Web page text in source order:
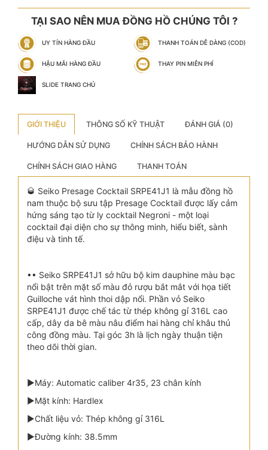
TẠI SAO NÊN MUA ĐỒNG HỒ CHÚNG TÔI ?
UY TÍN HÀNG ĐẦU THANH TOÁN DỄ DÀNG (COD)
HẬU MÃI HÀNG ĐẦU THAY PIN MIỄN PHÍ
SLIDE TRANG CHỦ
GIỚI THIỆU THÔNG SỐ KỸ THUẬT ĐÁNH GIÁ (0)
HƯỚNG DẪN SỬ DỤNG CHÍNH SÁCH BẢO HÀNH
CHÍNH SÁCH GIAO HÀNG THANH TOÁN
🥃 Seiko Presage Cocktail SRPE41J1 là mẫu đồng hồ
nam thuộc bộ sưu tập Presage Cocktail được lấy cảm
hứng sáng tạo từ ly cocktail Negroni - một loại
cocktail đại diện cho sự thông minh, hiểu biết, sành
điệu và tinh tế.
•• Seiko SRPE41J1 sở hữu bộ kim dauphine màu bạc
nổi bật trên mặt số màu đỏ rượu bắt mắt với họa tiết
Guilloche vát hình thoi dập nổi. Phần vỏ Seiko
SRPE41J1 được chế tác từ thép không gỉ 316L cao
cấp, dây da bê màu nâu điểm hai hàng chỉ khâu thủ
công đồng màu. Tại góc 3h là lịch ngày thuận tiện
theo dõi thời gian.
▶Máy: Automatic caliber 4r35, 23 chân kính
▶Mặt kính: Hardlex
▶Chất liệu vỏ: Thép không gỉ 316L
▶Đường kính: 38.5mm